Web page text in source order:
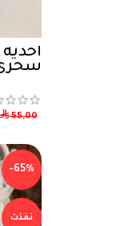
⃁55,00
-65%
نفذت